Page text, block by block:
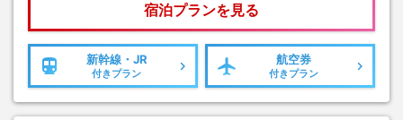
宿泊プランを見る
新幹線・JR
付きプラン
航空券
付きプラン